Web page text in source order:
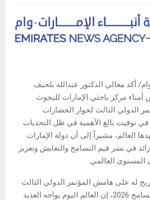
3 يونيو/وام/ أكد معالي الدكتور عبدالله بلحيف
مركز باحثي الإمارات للبحوث
الدولي الثالث لحوار الحضارات
2026 يأتي في توقيت بالغ الأهمية في ظل التحديات
العالم، مشيراً إلى أن دولة الإمارات
في نشر قيم التسامح والتعايش وتعزيز
المستوى العالمي.
له على هامش المؤتمر الدولي الثالث
لحوار الحضارات والتسامح 2026، إن العالم اليوم يواجه العديد